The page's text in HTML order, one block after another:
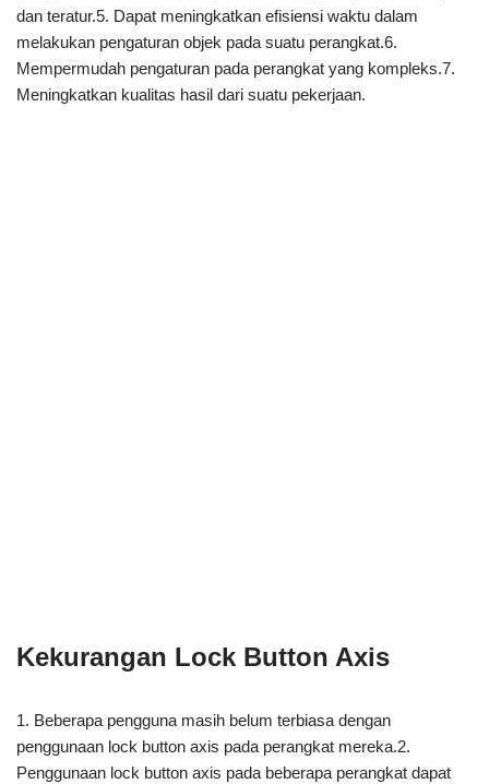
dan teratur.5. Dapat meningkatkan efisiensi waktu dalam
melakukan pengaturan objek pada suatu perangkat.6.
Mempermudah pengaturan pada perangkat yang kompleks.7.
Meningkatkan kualitas hasil dari suatu pekerjaan.
Kekurangan Lock Button Axis
1. Beberapa pengguna masih belum terbiasa dengan
penggunaan lock button axis pada perangkat mereka.2.
Penggunaan lock button axis pada beberapa perangkat dapat